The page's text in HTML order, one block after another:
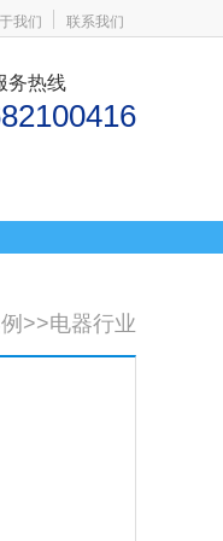
我们 联系我们
务热线
>>电器行业